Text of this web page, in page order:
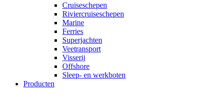
Cruiseschepen
Riviercruiseschepen
Marine
Ferries
Superjachten
Veetransport
Visserij
Offshore
Sleep- en werkboten
Producten